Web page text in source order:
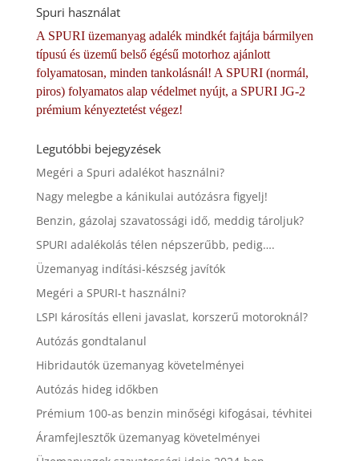
Spuri használat
A SPURI üzemanyag adalék mindkét fajtája bármilyen
típusú és üzemű belső égésű motorhoz ajánlott
folyamatosan, minden tankolásnál! A SPURI (normál,
piros) folyamatos alap védelmet nyújt, a SPURI JG-2
prémium kényeztetést végez!
Legutóbbi bejegyzések
Megéri a Spuri adalékot használni?
Nagy melegbe a kánikulai autózásra figyelj!
Benzin, gázolaj szavatossági idő, meddig tároljuk?
SPURI adalékolás télen népszerűbb, pedig….
Üzemanyag indítási-készség javítók
Megéri a SPURI-t használni?
LSPI károsítás elleni javaslat, korszerű motoroknál?
Autózás gondtalanul
Hibridautók üzemanyag követelményei
Autózás hideg időkben
Prémium 100-as benzin minőségi kifogásai, tévhitei
Áramfejlesztők üzemanyag követelményei